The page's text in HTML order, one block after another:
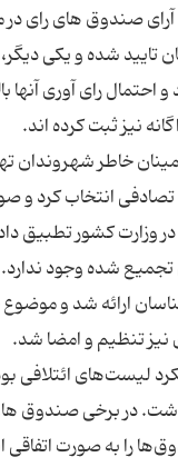
صندوق های رای
رای آوری آنها
خاطر شهروندان
آرای شعب، ۵۰۰ شعبه را به صورت
کشور تطبیق داد.
تجمیع شده وجود
ارائه شد و
لیست‌های
در برخی صندوق ها،
صندوق از این نوع صندوق‌ها